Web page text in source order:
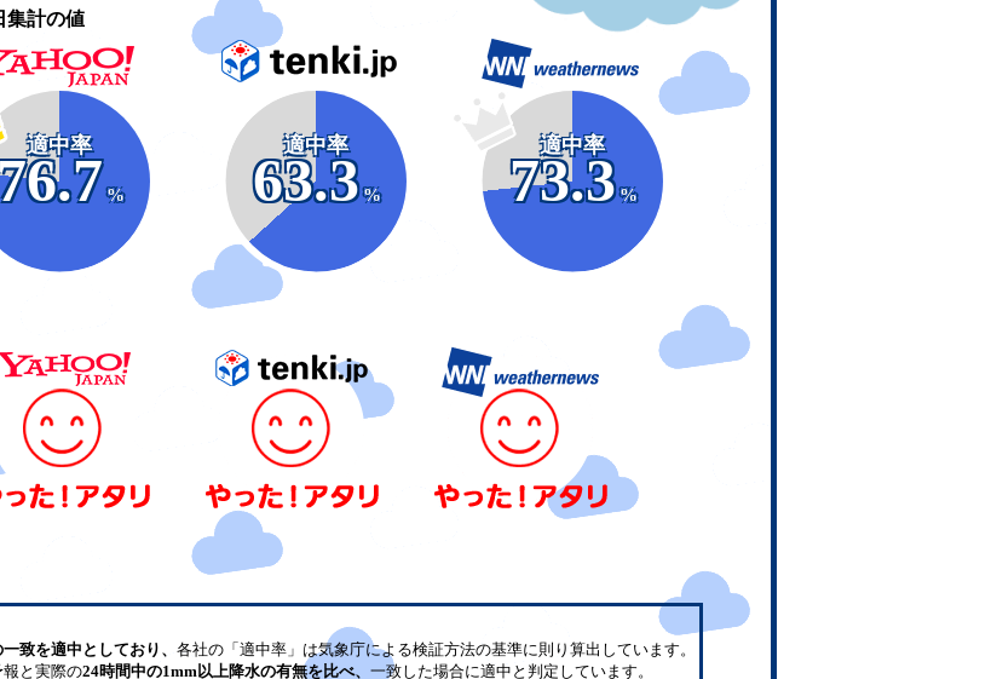
集計の値
適中率
%
適中率
63.3
%
適中率
73.3
%
致を適中としており、 各社の「適中率」は気象庁による検証方法の基準に則り算出しています。
と実際の24時間中の1mm以上降水の有無を比べ、 一致した場合に適中と判定しています。